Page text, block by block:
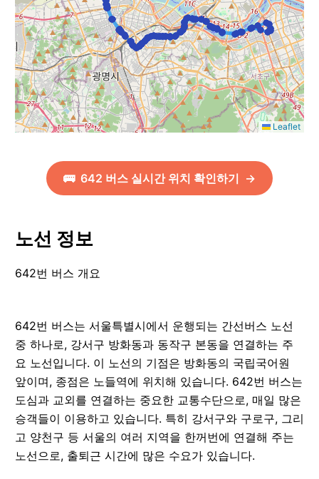
Leaflet
🚌 642 버스 실시간 위치 확인하기 →
노선 정보
642번 버스 개요
642번 버스는 서울특별시에서 운행되는 간선버스 노선
중 하나로, 강서구 방화동과 동작구 본동을 연결하는 주
요 노선입니다. 이 노선의 기점은 방화동의 국립국어원
앞이며, 종점은 노들역에 위치해 있습니다. 642번 버스는
도심과 교외를 연결하는 중요한 교통수단으로, 매일 많은
승객들이 이용하고 있습니다. 특히 강서구와 구로구, 그리
고 양천구 등 서울의 여러 지역을 한꺼번에 연결해 주는
노선으로, 출퇴근 시간에 많은 수요가 있습니다.